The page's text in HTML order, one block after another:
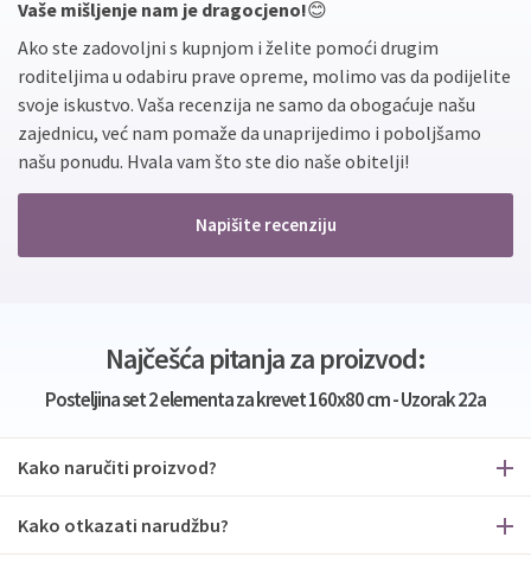
Vaše mišljenje nam je dragocjeno!😊
Ako ste zadovoljni s kupnjom i želite pomoći drugim
roditeljima u odabiru prave opreme, molimo vas da podijelite
svoje iskustvo. Vaša recenzija ne samo da obogaćuje našu
zajednicu, već nam pomaže da unaprijedimo i poboljšamo
našu ponudu. Hvala vam što ste dio naše obitelji!
Napišite recenziju
Najčešća pitanja za proizvod:
Posteljina set 2 elementa za krevet 160x80 cm - Uzorak 22a
Kako naručiti proizvod?
Kako otkazati narudžbu?